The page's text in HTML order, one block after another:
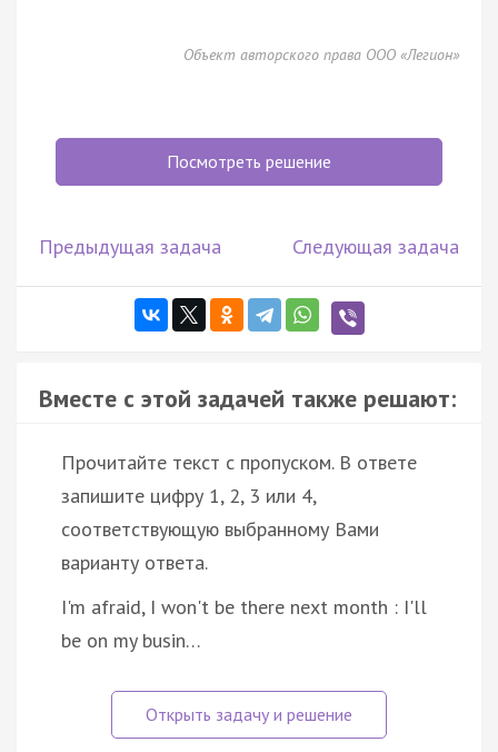
Объект авторского права ООО «Легион»
Посмотреть решение
Предыдущая задача Следующая задача
Вместе с этой задачей также решают:
Прочитайте текст с пропуском. В ответе
запишите цифру 1, 2, 3 или 4,
соответствующую выбранному Вами
варианту ответа.
I'm afraid, I won't be there next month : I'll
be on my busin…